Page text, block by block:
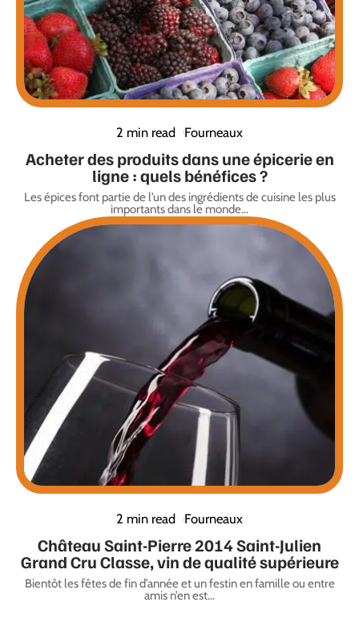
2 min read Fourneaux
Acheter des produits dans une épicerie en
ligne : quels bénéfices ?
Les épices font partie de l’un des ingrédients de cuisine les plus
importants dans le monde…
2 min read Fourneaux
Château Saint-Pierre 2014 Saint-Julien
Grand Cru Classe, vin de qualité supérieure
Bientôt les fêtes de fin d’année et un festin en famille ou entre
amis n’en est…